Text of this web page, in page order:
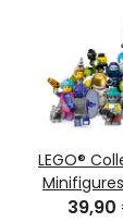
LEGO®
Series 26
39,90